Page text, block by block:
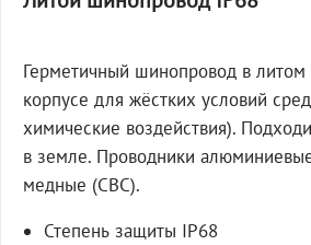
Герметичный шинопровод в
корпусе для жёстких условий
химические воздействия).
в земле. Проводники
медные (СВС).
Степень защиты IP68